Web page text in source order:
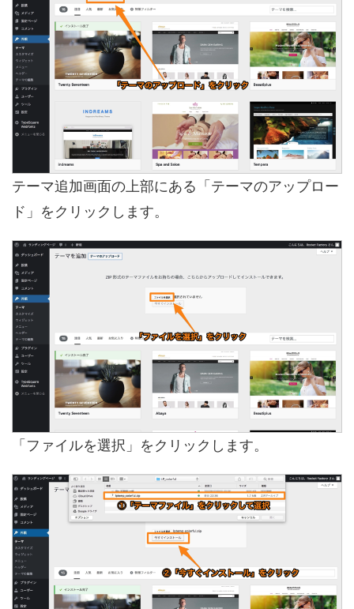
テーマ追加画面の上部にある「テーマのアップロー
ド」をクリックします。
「ファイルを選択」をクリックします。